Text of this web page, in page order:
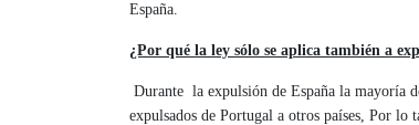
España.
¿Por qué la ley sólo se aplica también a
Durante la expulsión de España la mayoría
expulsados ​​de Portugal a otros países, Por lo